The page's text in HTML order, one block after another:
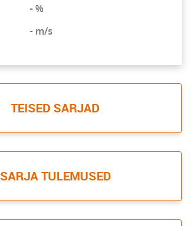
- %
- m/s
TEISED SARJAD
SARJA TULEMUSED